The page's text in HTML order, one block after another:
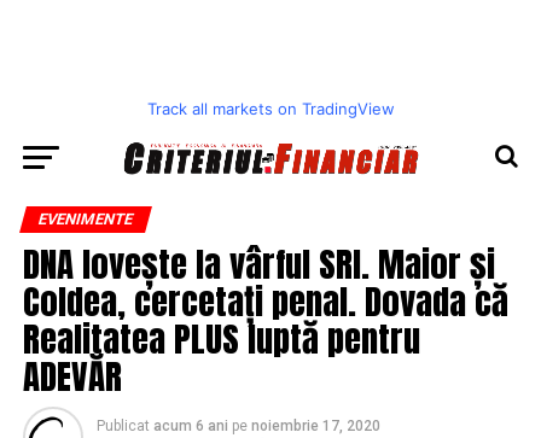
Track all markets on TradingView
EVENIMENTE
DNA lovește la vârful SRI. Maior și
Coldea, cercetați penal. Dovada că
Realitatea PLUS luptă pentru
ADEVĂR
Publicat acum 6 ani pe noiembrie 17, 2020